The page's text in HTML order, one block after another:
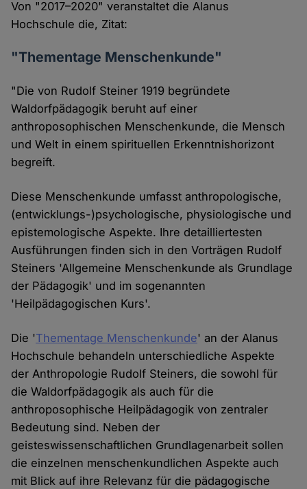
Von "2017–2020" veranstaltet die Alanus
Hochschule die, Zitat:
"Thementage Menschenkunde"
"Die von Rudolf Steiner 1919 begründete
Waldorfpädagogik beruht auf einer
anthroposophischen Menschenkunde, die Mensch
und Welt in einem spirituellen Erkenntnishorizont
begreift.
Diese Menschenkunde umfasst anthropologische,
(entwicklungs-)psychologische, physiologische und
epistemologische Aspekte. Ihre detailliertesten
Ausführungen finden sich in den Vorträgen Rudolf
Steiners 'Allgemeine Menschenkunde als Grundlage
der Pädagogik' und im sogenannten
'Heilpädagogischen Kurs'.
Die 'Thementage Menschenkunde' an der Alanus
Hochschule behandeln unterschiedliche Aspekte
der Anthropologie Rudolf Steiners, die sowohl für
die Waldorfpädagogik als auch für die
anthroposophische Heilpädagogik von zentraler
Bedeutung sind. Neben der
geisteswissenschaftlichen Grundlagenarbeit sollen
die einzelnen menschenkundlichen Aspekte auch
mit Blick auf ihre Relevanz für die pädagogische